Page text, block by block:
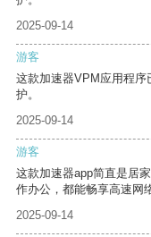
2025-09-14
游客
这款加速器VPM应用程
护。
2025-09-14
游客
这款加速器app简直是居
作办公，都能畅享高速网
2025-09-14